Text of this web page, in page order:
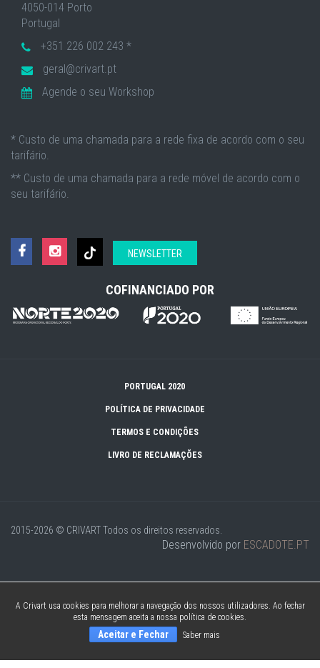
4050-014 Porto
Portugal
+351 226 002 243 *
geral@crivart.pt
Agende o seu Workshop
* Custo de uma chamada para a rede fixa de acordo com o seu
tarifário.
** Custo de uma chamada para a rede móvel de acordo com o
seu tarifário.
NEWSLETTER
COFINANCIADO POR
PORTUGAL 2020
POLÍTICA DE PRIVACIDADE
TERMOS E CONDIÇÕES
LIVRO DE RECLAMAÇÕES
2015-2026 © CRIVARTTodos os direitos reservados.
Desenvolvido por ESCADOTE.PT
A Crivart usa cookies para melhorar a navegação dos nossos utilizadores. Ao fechar
esta mensagem aceita a nossa política de cookies.
Aceitar e Fechar Saber mais